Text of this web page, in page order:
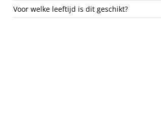
Voor welke leeftijd is dit geschikt?